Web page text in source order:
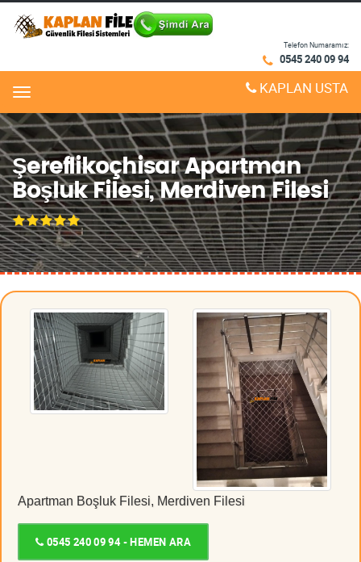
Telefon Numaramız:
0545 240 09 94
Menu KAPLAN USTA
Şereflikoçhisar Apartman
Boşluk Filesi, Merdiven Filesi
Apartman Boşluk Filesi, Merdiven Filesi
0545 240 09 94 - HEMEN ARA